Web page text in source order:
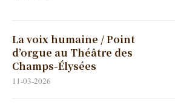
La voix humaine / Point
d’orgue au Théâtre des
Champs-Élysées
11-03-2026